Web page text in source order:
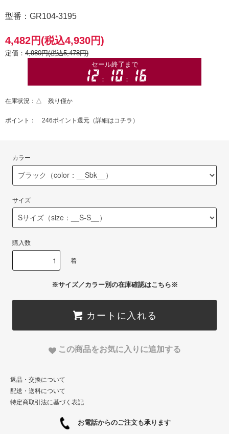
型番：GR104-3195
4,482円(税込4,930円)
定価： 4,980円(税込5,478円)
在庫状況：△ 残り僅か
ポイント： 246ポイント還元（詳細はコチラ ）
カラー
サイズ
購入数
着
※サイズ／カラー別の在庫確認はこちら※
カートに入れる
この商品をお気に入りに追加する
返品・交換について
配送・送料について
特定商取引法に基づく表記
お電話からのご注文も承ります